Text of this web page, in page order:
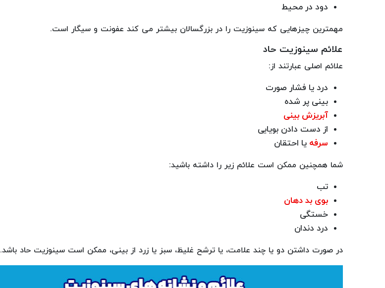
دود در محیط
مهمترین چیزهایی که سینوزیت را در بزرگسالان بیشتر می کند عفونت و سیگار است.
علائم سینوزیت حاد
علائم اصلی عبارتند از:
درد یا فشار صورت
بینی پر شده
آبریزش بینی
از دست دادن بویایی
سرفه یا احتقان
شما همچنین ممکن است علائم زیر را داشته باشید:
تب
بوی بد دهان
خستگی
درد دندان
در صورت داشتن دو یا چند علامت، یا ترشح غلیظ، سبز یا زرد از بینی، ممکن است سینوزیت حاد باشد.